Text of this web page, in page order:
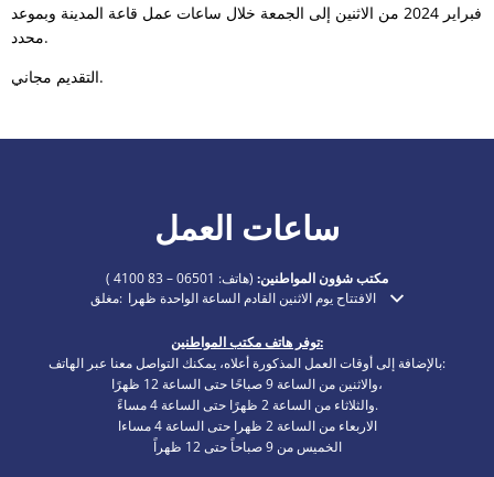
فبراير 2024 من الاثنين إلى الجمعة خلال ساعات عمل قاعة المدينة وبموعد
محدد.
التقديم مجاني.
ساعات العمل
مكتب شؤون المواطنين: (هاتف:
)
انقر لإخفاء أوقات الفتح أو الإغلاق الإضافية
مغلق: الافتتاح يوم الاثنين القادم الساعة الواحدة ظهرا
توفر هاتف مكتب المواطنين:
بالإضافة إلى أوقات العمل المذكورة أعلاه، يمكنك التواصل معنا عبر الهاتف:
والاثنين من الساعة 9 صباحًا حتى الساعة 12 ظهرًا،
والثلاثاء من الساعة 2 ظهرًا حتى الساعة 4 مساءً.
الاربعاء من الساعة 2 ظهرا حتى الساعة 4 مساءا
الخميس من 9 صباحاً حتى 12 ظهراً